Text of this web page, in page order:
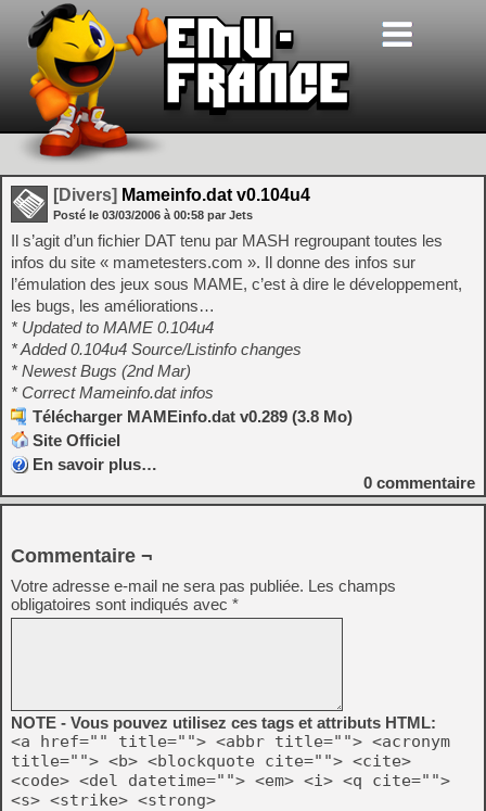
[Divers] Mameinfo.dat v0.104u4
Posté le 03/03/2006 à 00:58 par Jets
Il s’agit d’un fichier DAT tenu par MASH regroupant toutes les
infos du site « mametesters.com ». Il donne des infos sur
l’émulation des jeux sous MAME, c’est à dire le développement,
les bugs, les améliorations…
* Updated to MAME 0.104u4
* Added 0.104u4 Source/Listinfo changes
* Newest Bugs (2nd Mar)
* Correct Mameinfo.dat infos
Télécharger MAMEinfo.dat v0.289 (3.8 Mo)
Site Officiel
En savoir plus…
0 commentaire
Commentaire ¬
Votre adresse e-mail ne sera pas publiée. Les champs
obligatoires sont indiqués avec *
NOTE - Vous pouvez utilisez ces tags et attributs HTML:
<a href="" title=""> <abbr title=""> <acronym
title=""> <b> <blockquote cite=""> <cite>
<code> <del datetime=""> <em> <i> <q cite="">
<s> <strike> <strong>